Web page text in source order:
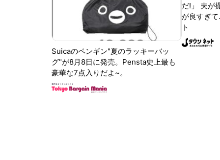
Suicaのペンギン"夏のラッキーバッ
グ"が8月8日に発売。Pensta史上最も
豪華な7点入りだよ~。
だ!」 夫が
が良すぎ
ト